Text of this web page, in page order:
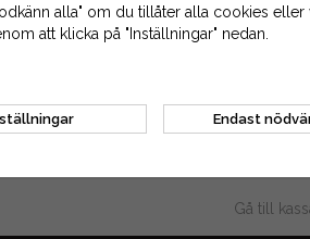
Gå till
alla" om du tillåter alla cookies
att klicka på "Inställningar" nedan.
Endast